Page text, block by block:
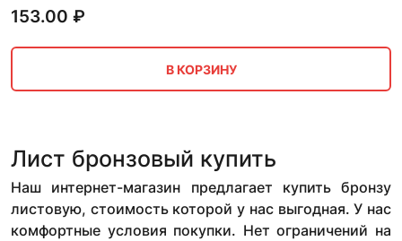
153.00 ₽
В КОРЗИНУ
Лист бронзовый купить
Наш интернет-магазин предлагает купить бронзу
листовую, стоимость которой у нас выгодная. У нас
комфортные условия покупки. Нет ограничений на